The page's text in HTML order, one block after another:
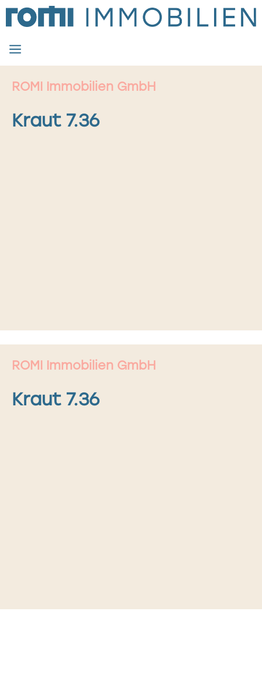
Zum
Inhalt
springen
MENÜ
ROMI Immobilien GmbH
Kraut 7.36
ROMI Immobilien GmbH
Kraut 7.36